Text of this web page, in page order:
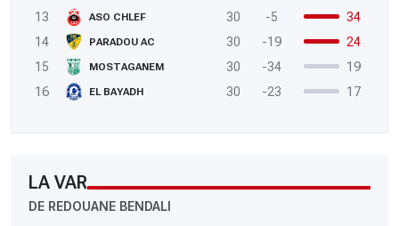
13
ASO CHLEF 30 -5
34
14
PARADOU AC 30 -19
24
15
MOSTAGANEM 30 -34
19
16
EL BAYADH 30 -23 17
LA VAR
DE REDOUANE BENDALI